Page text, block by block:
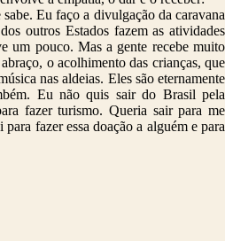
Eu faço a divulgação da caravana
outros Estados fazem as atividades
um pouco. Mas a gente recebe muito
o acolhimento das crianças, que
nas aldeias. Eles são eternamente
Eu não quis sair do Brasil pela
fazer turismo. Queria sair para me
fazer essa doação a alguém e para